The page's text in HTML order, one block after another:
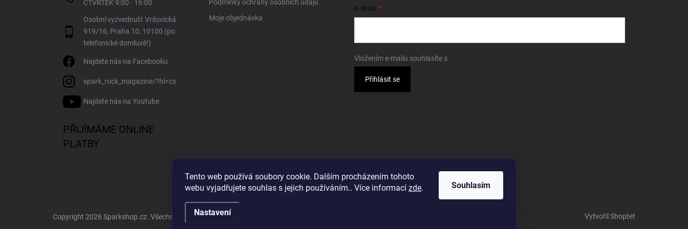
Tento web používá soubory cookie. Dalším procházením tohoto
webu vyjadřujete souhlas s jejich používáním.. Více informací zde.
Nastavení
Souhlasím
ČTVRTEK 9:00 - 16:00
Osobní vyzvednutí: Vršovická
919/16, Praha 10, 10100 (po
telefonické domluvě!)
Najdete nás na Facebooku
spark_rock_magazine/?hl=cs
Najdete nás na Youtube
Podmínky ochrany osobních údajů
Moje objednávka
E-MAIL
Vložením e-mailu souhlasíte s
Přihlásit se
PŘIJÍMÁME ONLINE
PLATBY
Vytvořil Shoptet
Copyright 2026 Sparkshop.cz. Všechna práva vyhrazena.